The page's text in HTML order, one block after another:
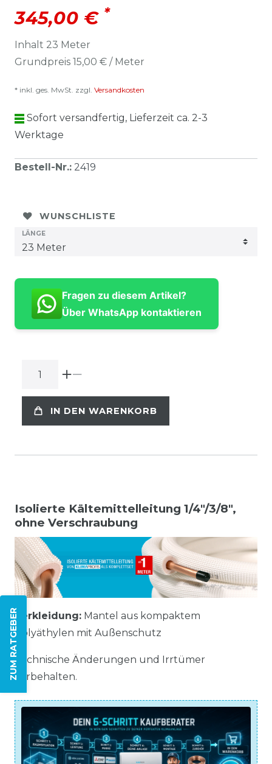
ZUM RATGEBER
345,00 € *
Inhalt 23 Meter
Grundpreis 15,00 € / Meter
* inkl. ges. MwSt. zzgl. Versandkosten
Sofort versandfertig, Lieferzeit ca. 2-3
Werktage
Bestell-Nr.: 2419
WUNSCHLISTE
LÄNGE
Fragen zu diesem Artikel?
Über WhatsApp kontaktieren
IN DEN WARENKORB
Isolierte Kältemittelleitung 1/4"/3/8",
ohne Verschraubung
Verkleidung: Mantel aus kompaktem
Polyäthylen mit Außenschutz
Technische Änderungen und Irrtümer
vorbehalten.